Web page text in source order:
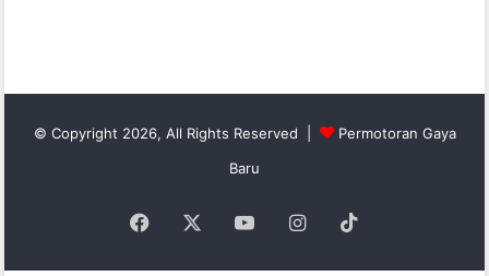
© Copyright 2026, All Rights Reserved |
Permotoran Gaya
Baru
Facebook YouTubeInstagram